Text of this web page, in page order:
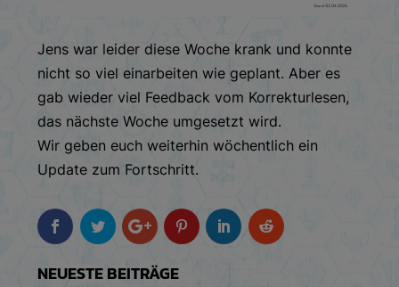
Jens war leider diese Woche krank und konnte
nicht so viel einarbeiten wie geplant. Aber es
gab wieder viel Feedback vom Korrekturlesen,
das nächste Woche umgesetzt wird.
Wir geben euch weiterhin wöchentlich ein
Update zum Fortschritt.
NEUESTE BEITRÄGE